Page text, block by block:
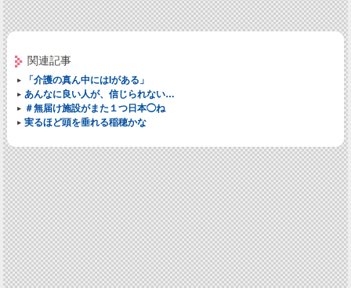
関連記事
「介護の真ん中にはIがある」
あんなに良い人が、信じられない…
＃無届け施設がまた１つ日本◯ね
実るほど頭を垂れる稲穂かな